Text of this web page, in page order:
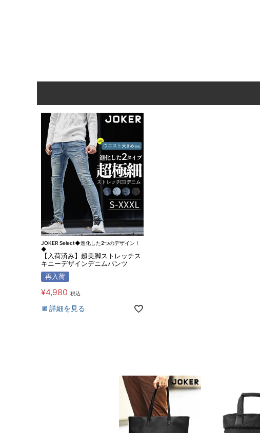
JOKER Select◆進化した2つのデザイン！
◆
【入荷済み】超美脚ストレッチス
キニーデザインデニムパンツ
再入荷
¥4,980 税込
詳細を見る